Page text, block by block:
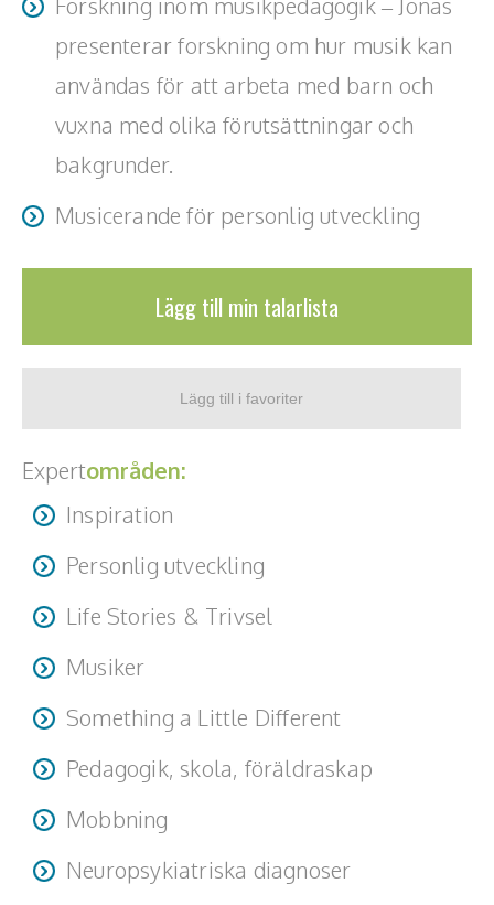
presenterar forskning om hur musik kan
användas för att arbeta med barn och
vuxna med olika förutsättningar och
bakgrunder.
Musicerande för personlig utveckling
Lägg till min talarlista
Expertområden:
Inspiration
Personlig utveckling
Life Stories & Trivsel
Musiker
Something a Little Different
Pedagogik, skola, föräldraskap
Mobbning
Neuropsykiatriska diagnoser